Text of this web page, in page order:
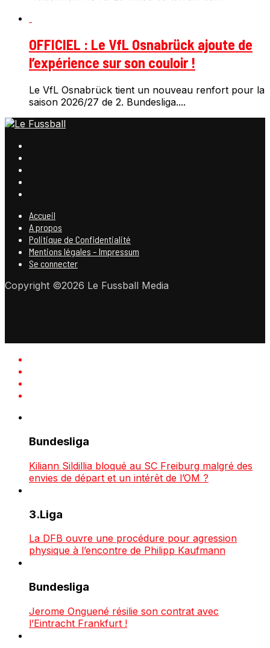
OFFICIEL : Le VfL Osnabrück ajoute de
l’expérience sur son couloir !
Le VfL Osnabrück tient un nouveau renfort pour la
saison 2026/27 de 2. Bundesliga....
Accueil
A propos
Politique de Confidentialité
Mentions légales – Impressum
Se connecter
Copyright ©2026 Le Fussball Media
Bundesliga
Kiliann Sildillia bloqué au SC Freiburg malgré des
envies de départ et un intérêt de l’OM ?
3.Liga
La DFB ouvre une procédure pour agression
physique à l’encontre de Philipp Kaufmann
Bundesliga
Jerome Onguené résilie son contrat avec
l’Eintracht Frankfurt !